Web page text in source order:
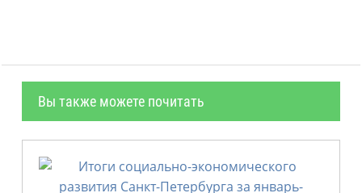
Вы также можете почитать